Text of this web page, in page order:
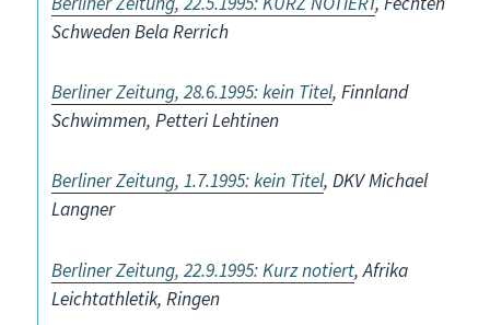
Schweden Bela Rerrich
Berliner Zeitung, 28.6.1995: kein Titel, Finnland
Schwimmen, Petteri Lehtinen
Berliner Zeitung, 1.7.1995: kein Titel, DKV Michael
Langner
Berliner Zeitung, 22.9.1995: Kurz notiert, Afrika
Leichtathletik, Ringen